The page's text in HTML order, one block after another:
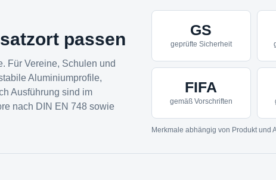
passen
Für Vereine, Schulen und
Aluminiumprofile,
Ausführung sind im
nach DIN EN 748 sowie
GS
geprüfte Sicherheit
FIFA
gemäß Vorschriften
Merkmale abhängig von Produkt und